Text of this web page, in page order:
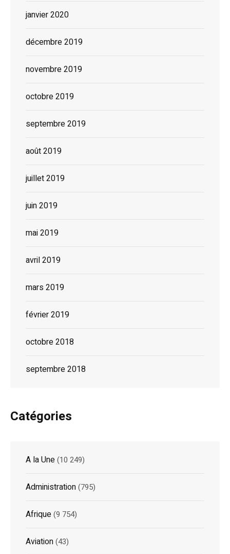
janvier 2020
décembre 2019
novembre 2019
octobre 2019
septembre 2019
août 2019
juillet 2019
juin 2019
mai 2019
avril 2019
mars 2019
février 2019
octobre 2018
septembre 2018
Catégories
A la Une(10 249)
Administration(795)
Afrique(9 754)
Aviation(43)